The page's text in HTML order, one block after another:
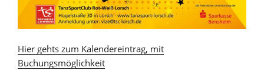
Hier gehts zum Kalendereintrag, mit
Buchungsmöglichkeit